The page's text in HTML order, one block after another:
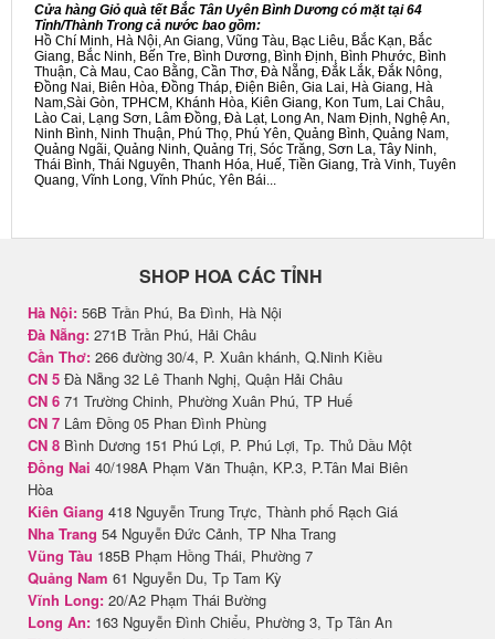
Cửa hàng Giỏ quà tết Bắc Tân Uyên Bình Dương có mặt tại 64
Tỉnh/Thành Trong cả nước bao gồm:
Hồ Chí Minh, Hà Nội, An Giang, Vũng Tàu, Bạc Liêu, Bắc Kạn, Bắc
Giang, Bắc Ninh, Bến Tre, Bình Dương, Bình Định, Bình Phước, Bình
Thuận, Cà Mau, Cao Bằng, Cần Thơ, Đà Nẵng, Đắk Lắk, Đắk Nông,
Đồng Nai, Biên Hòa, Đồng Tháp, Điện Biên, Gia Lai, Hà Giang, Hà
Nam,Sài Gòn, TPHCM, Khánh Hòa, Kiên Giang, Kon Tum, Lai Châu,
Lào Cai, Lạng Sơn, Lâm Đồng, Đà Lạt, Long An, Nam Định, Nghệ An,
Ninh Bình, Ninh Thuận, Phú Thọ, Phú Yên, Quảng Bình, Quảng Nam,
Quảng Ngãi, Quảng Ninh, Quảng Trị, Sóc Trăng, Sơn La, Tây Ninh,
Thái Bình, Thái Nguyên, Thanh Hóa, Huế, Tiền Giang, Trà Vinh, Tuyên
Quang, Vĩnh Long, Vĩnh Phúc, Yên Bái...
SHOP HOA CÁC TỈNH
Hà Nội: 56B Trần Phú, Ba Đình, Hà Nội
Đà Nẵng: 271B Trần Phú, Hải Châu
Cần Thơ: 266 đường 30/4, P. Xuân khánh, Q.Ninh Kiều
CN 5 Đà Nẵng 32 Lê Thanh Nghị, Quận Hải Châu
CN 6 71 Trường Chinh, Phường Xuân Phú, TP Huế
CN 7 Lâm Đồng 05 Phan Đình Phùng
CN 8 Bình Dương 151 Phú Lợi, P. Phú Lợi, Tp. Thủ Dầu Một
Đồng Nai 40/198A Phạm Văn Thuận, KP.3, P.Tân Mai Biên
Hòa
Kiên Giang 418 Nguyễn Trung Trực, Thành phố Rạch Giá
Nha Trang 54 Nguyễn Đức Cảnh, TP Nha Trang
Vũng Tàu 185B Phạm Hồng Thái, Phường 7
Quảng Nam 61 Nguyễn Du, Tp Tam Kỳ
Vĩnh Long: 20/A2 Phạm Thái Bường
Long An: 163 Nguyễn Đình Chiểu, Phường 3, Tp Tân An